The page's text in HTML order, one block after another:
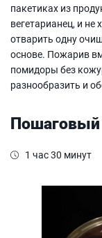
пакетиках из
вегетарианец, и
отварить одну
основе. Пожарив
помидоры без
разнообразить и
Пошаговый
1 час 30 минут